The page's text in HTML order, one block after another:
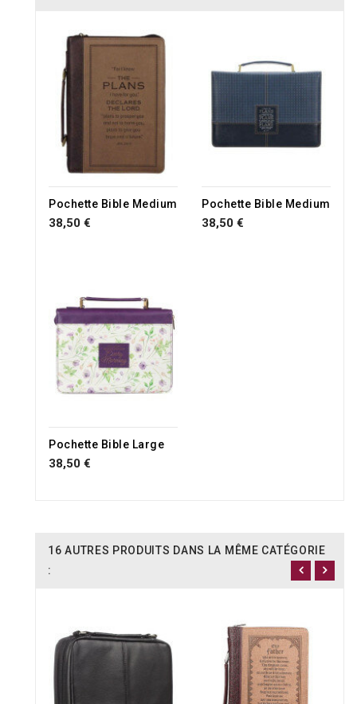
RUPTURE DE STOCK
Pochette Bible Medium
38,50 €
RUPTURE DE STOCK
Pochette Bible Medium
38,50 €
RUPTURE DE STOCK
Pochette Bible Large
38,50 €
16 AUTRES PRODUITS DANS LA MÊME CATÉGORIE
: